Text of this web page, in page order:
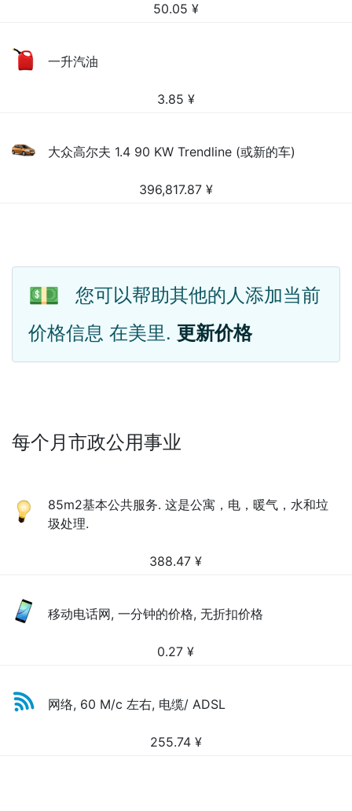
50.05 ¥
一升汽油
3.85 ¥
大众高尔夫 1.4 90 KW Trendline (或新的车)
396,817.87 ¥
💵
您可以帮助其他的人添加当前
价格信息 在美里. 更新价格
每个月市政公用事业
85m2基本公共服务. 这是公寓，电，暖气，水和垃
圾处理.
388.47 ¥
移动电话网, 一分钟的价格, 无折扣价格
0.27 ¥
网络, 60 M/c 左右, 电缆/ ADSL
255.74 ¥